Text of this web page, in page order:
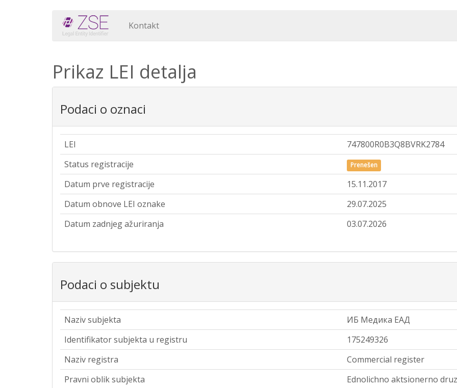
Kontakt
Prikaz LEI detalja
Podaci o oznaci
LEI
747800R0B3Q8BVRK2784
Status registracije
Prenešen
Datum prve registracije
15.11.2017
Datum obnove LEI oznake
29.07.2025
Datum zadnjeg ažuriranja
03.07.2026
Podaci o subjektu
Naziv subjekta
ИБ Медика ЕАД
Identifikator subjekta u registru
175249326
Naziv registra
Commercial register
Pravni oblik subjekta
Ednolichno aktsionerno